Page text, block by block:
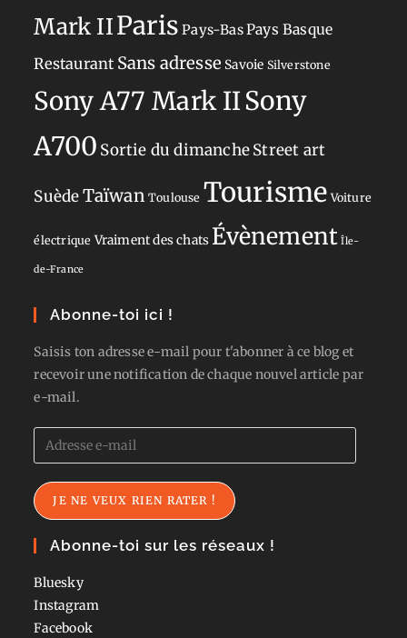
Mark IIParis Pays-BasPays Basque
Restaurant Sans adresse Savoie Silverstone
Sony A77 Mark IISony
A700 Sortie du dimancheStreet art
SuèdeTaïwan Toulouse Tourisme Voiture
électrique Vraiment des chats Évènement Île-
de-France
Abonne-toi ici !
Saisis ton adresse e-mail pour t'abonner à ce blog et
recevoir une notification de chaque nouvel article par
e-mail.
Adresse
e-
mail
JE NE VEUX RIEN RATER !
Abonne-toi sur les réseaux !
Bluesky
Instagram
Facebook